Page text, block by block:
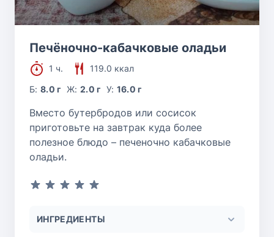
Печёночно-кабачковые оладьи
1 ч.
119.0 ккал
Б:8.0 г Ж: 2.0 г У: 16.0 г
Вместо бутербродов или сосисок
приготовьте на завтрак куда более
полезное блюдо – печеночно кабачковые
оладьи.
ИНГРЕДИЕНТЫ